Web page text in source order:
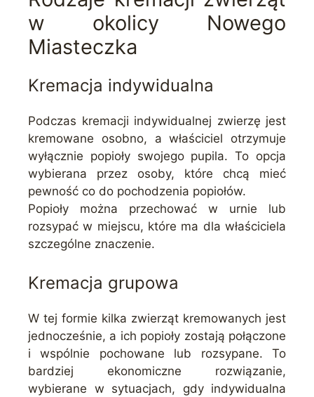
w okolicy Nowego
Miasteczka
Kremacja indywidualna
Podczas kremacji indywidualnej zwierzę jest
kremowane osobno, a właściciel otrzymuje
wyłącznie popioły swojego pupila. To opcja
wybierana przez osoby, które chcą mieć
pewność co do pochodzenia popiołów.
Popioły można przechować w urnie lub
rozsypać w miejscu, które ma dla właściciela
szczególne znaczenie.
Kremacja grupowa
W tej formie kilka zwierząt kremowanych jest
jednocześnie, a ich popioły zostają połączone
i wspólnie pochowane lub rozsypane. To
bardziej ekonomiczne rozwiązanie,
wybierane w sytuacjach, gdy indywidualna